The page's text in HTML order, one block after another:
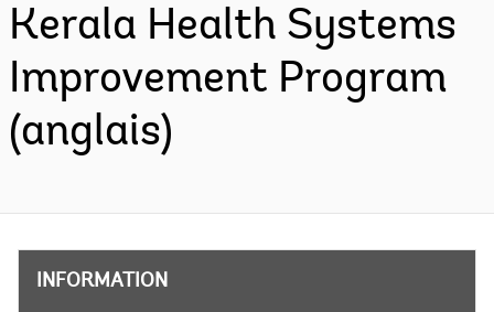
Kerala Health Systems
Improvement Program
(anglais)
INFORMATION